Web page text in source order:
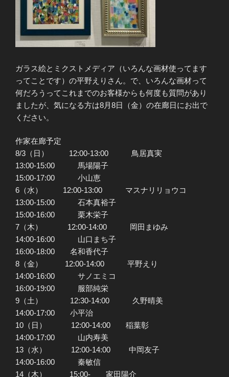
ガラス絵とミクストメディア（いろんな画材使ってます
ってことです）の平野えりさん。で、いろんな画材って
何だろうってこれまでのお客様からも何度も質問があり
ましたが、気になる方は8月8日（金）の在廊日にお出で
ください。
作家在廊予定
8/3（日） 12:00-13:00 鳥居真実
13:00-15:00 馬場陽子
15:00-17:00 小山恵
6（水） 12:00-13:00 マスナリリョウコ
13:00-15:00 石本真裕子
15:00-16:00 栗木栄子
7（木） 12:00-14:00 岡田まゆみ
14:00-16:00 山口まち子
16:00-18:00 名和香代子
8（金） 12:00-14:00 平野えり
14:00-16:00 サノエミコ
16:00-19:00 服部純栄
9（土） 12:30-14:00 久野晴美
14:00-17:00 小平治
10（日） 12:00-14:00 稲葉彰
14:00-17:00 山内寿美
13（水） 12:00-14:00 中岡友子
14:00-16:00 秦敏信
14（木） 15:00- 家田陽介